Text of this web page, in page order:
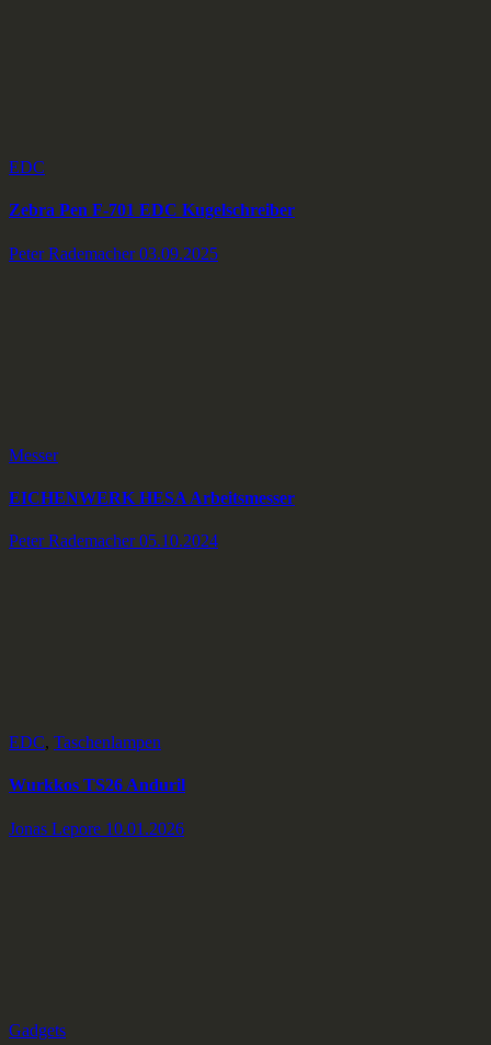
EDC
Zebra Pen F-701 EDC Kugelschreiber
Peter Rademacher 03.09.2025
Messer
EICHENWERK HESA Arbeitsmesser
Peter Rademacher 05.10.2024
EDC, Taschenlampen
Wurkkos TS26 Anduril
Jonas Lepore 10.01.2026
Gadgets